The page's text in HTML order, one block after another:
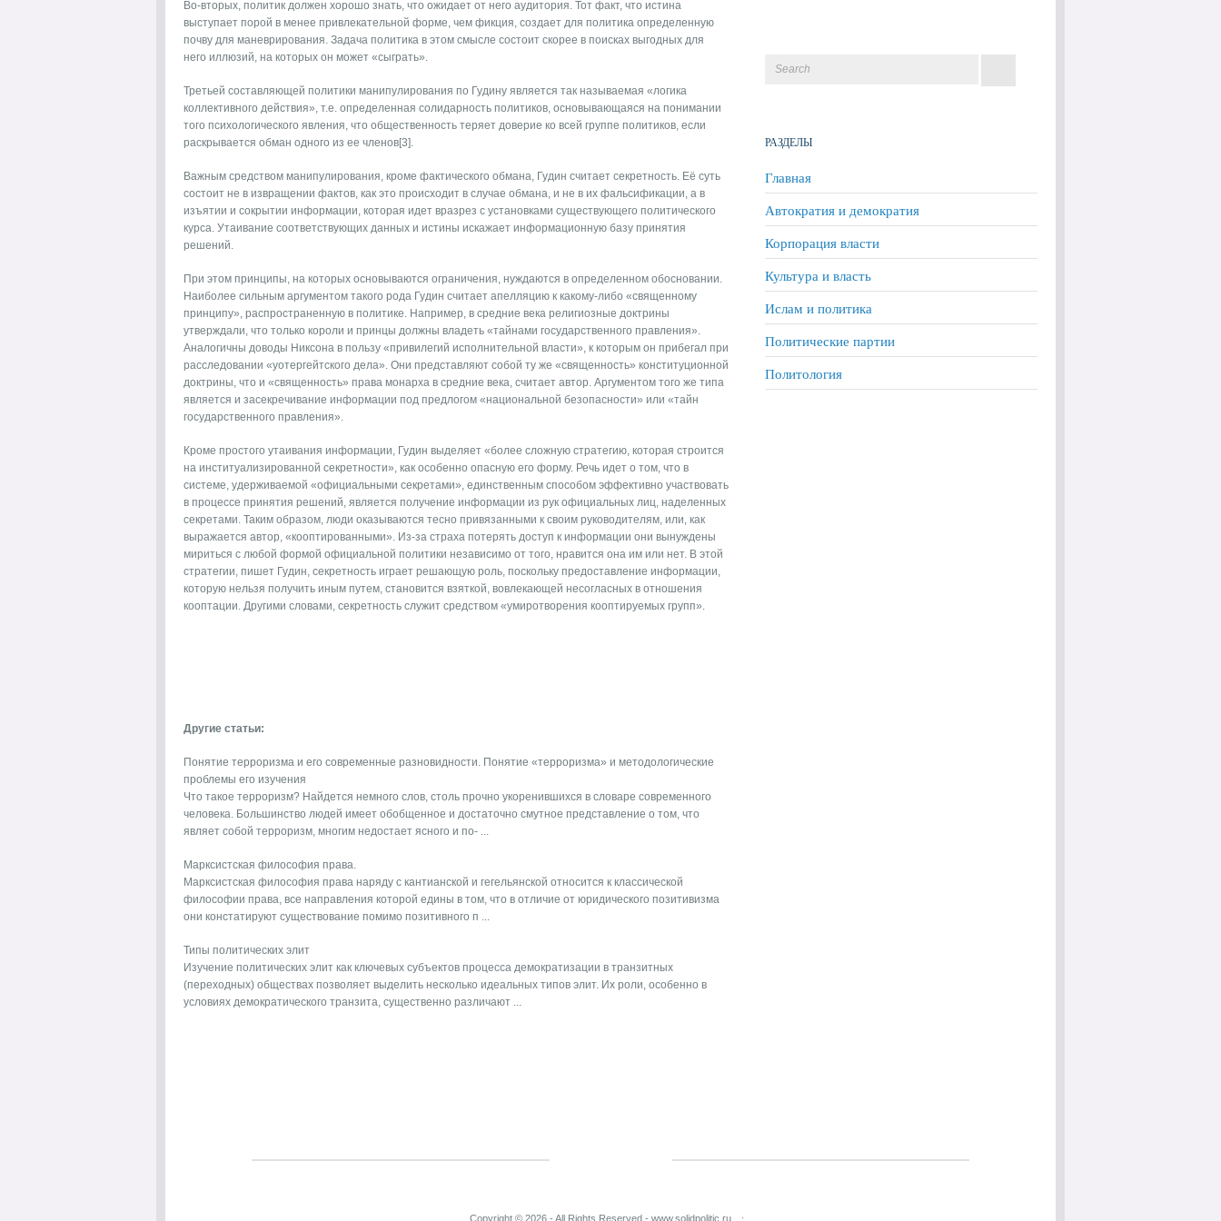
Во-вторых, политик должен хорошо знать, что ожидает от него аудитория. Тот факт, что истина
выступает порой в менее привлекательной форме, чем фикция, создает для политика определенную
почву для маневрирования. Задача политика в этом смысле состоит скорее в поисках выгодных для
него иллюзий, на которых он может «сыграть».
Третьей составляющей политики манипулирования по Гудину является так называемая «логика
коллективного действия», т.е. определенная солидарность политиков, основывающаяся на понимании
того психологического явления, что общественность теряет доверие ко всей группе политиков, если
раскрывается обман одного из ее членов[3].
Важным средством манипулирования, кроме фактического обмана, Гудин считает секретность. Её суть
состоит не в извращении фактов, как это происходит в случае обмана, и не в их фальсификации, а в
изъятии и сокрытии информации, которая идет вразрез с установками существующего политического
курса. Утаивание соответствующих данных и истины искажает информационную базу принятия
решений.
При этом принципы, на которых основываются ограничения, нуждаются в определенном обосновании.
Наиболее сильным аргументом такого рода Гудин считает апелляцию к какому-либо «священному
принципу», распространенную в политике. Например, в средние века религиозные доктрины
утверждали, что только короли и принцы должны владеть «тайнами государственного правления».
Аналогичны доводы Никсона в пользу «привилегий исполнительной власти», к которым он прибегал при
расследовании «уотергейтского дела». Они представляют собой ту же «священность» конституционной
доктрины, что и «священность» права монарха в средние века, считает автор. Аргументом того же типа
является и засекречивание информации под предлогом «национальной безопасности» или «тайн
государственного правления».
Кроме простого утаивания информации, Гудин выделяет «более сложную стратегию, которая строится
на институализированной секретности», как особенно опасную его форму. Речь идет о том, что в
системе, удерживаемой «официальными секретами», единственным способом эффективно участвовать
в процессе принятия решений, является получение информации из рук официальных лиц, наделенных
секретами. Таким образом, люди оказываются тесно привязанными к своим руководителям, или, как
выражается автор, «кооптированными». Из-за страха потерять доступ к информации они вынуждены
мириться с любой формой официальной политики независимо от того, нравится она им или нет. В этой
стратегии, пишет Гудин, секретность играет решающую роль, поскольку предоставление информации,
которую нельзя получить иным путем, становится взяткой, вовлекающей несогласных в отношения
кооптации. Другими словами, секретность служит средством «умиротворения кооптируемых групп».
Другие статьи:
Понятие терроризма и его современные разновидности. Понятие «терроризма» и методологические
проблемы его изучения
Что такое терроризм? Найдется немного слов, столь прочно укоренившихся в словаре современного
человека. Большинство людей имеет обобщенное и достаточно смутное представление о том, что
являет собой терроризм, многим недостает ясного и по- ...
Марксистская философия права.
Марксистская философия права наряду с кантианской и гегельянской относится к классической
философии права, все направления которой едины в том, что в отличие от юридического позитивизма
они констатируют существование помимо позитивного п ...
Типы политических элит
Изучение политических элит как ключевых субъектов процесса демократизации в транзитных
(переходных) обществах позволяет выделить несколько идеальных типов элит. Их роли, особенно в
условиях демократического транзита, существенно различают ...
РАЗДЕЛЫ
Главная
Автократия и демократия
Корпорация власти
Культура и власть
Ислам и политика
Политические партии
Политология
Copyright © 2026 - All Rights Reserved - www.solidpolitic.ru